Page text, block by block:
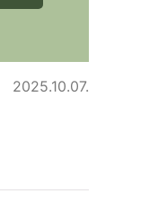
2025.10.07.